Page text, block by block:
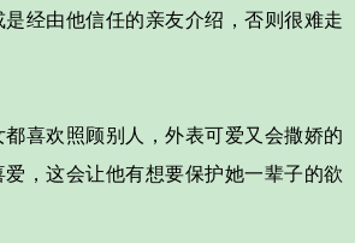
经由他信任的亲友介绍，否则很难走
欢照顾别人，外表可爱又会撒娇的
，这会让他有想要保护她一辈子的欲